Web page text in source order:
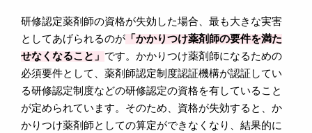
研修認定薬剤師の資格が失効した場合、最も大きな実害
としてあげられるのが 「かかりつけ薬剤師の要件を満た
せなくなること」 です。かかりつけ薬剤師になるための
必須要件として、薬剤師認定制度認証機構が認証してい
る研修認定制度などの研修認定の資格を有していること
が定められています。そのため、資格が失効すると、か
かりつけ薬剤師としての算定ができなくなり、結果的に